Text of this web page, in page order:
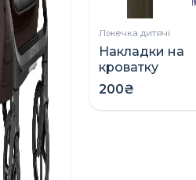
Ліжечка дитячі
Накладки на
кроватку
(грызунки)
200₴